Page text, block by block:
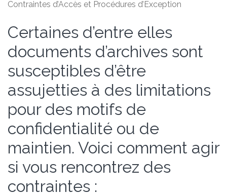
Contraintes d’Accès et Procédures d’Exception
Certaines d’entre elles
documents d’archives sont
susceptibles d’être
assujetties à des limitations
pour des motifs de
confidentialité ou de
maintien. Voici comment agir
si vous rencontrez des
contraintes :